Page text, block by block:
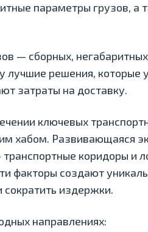
параметры грузов, а
— сборных,
решения, которые
затраты на доставку.
ключевых
хабом. Развивающаяся
коридоры и
факторы создают
сократить издержки.
направлениях: